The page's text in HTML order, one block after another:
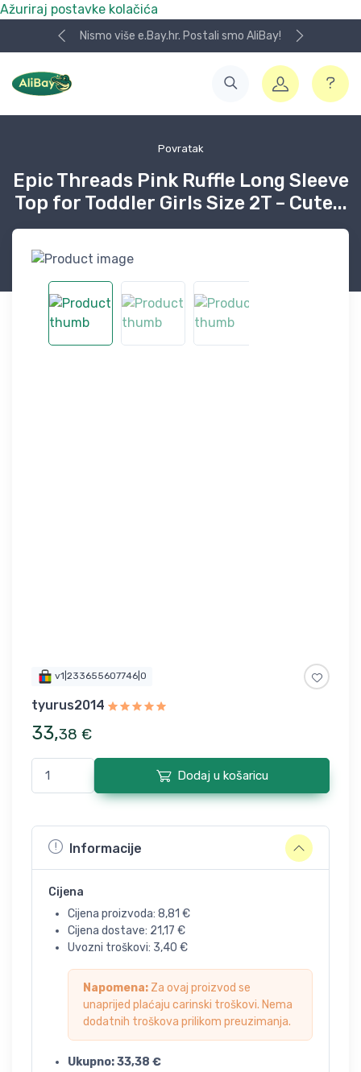
Ažuriraj postavke kolačića
Nismo više e.Bay.hr. Postali smo AliBay!
Povratak
Epic Threads Pink Ruffle Long Sleeve
Top for Toddler Girls Size 2T – Cute...
v1|233655607746|0
tyurus2014
33,38 €
Dodaj u košaricu
Informacije
Cijena
Cijena proizvoda: 8,81 €
Cijena dostave: 21,17 €
Uvozni troškovi: 3,40 €
Napomena: Za ovaj proizvod se
unaprijed plaćaju carinski troškovi. Nema
dodatnih troškova prilikom preuzimanja.
Ukupno:33,38 €